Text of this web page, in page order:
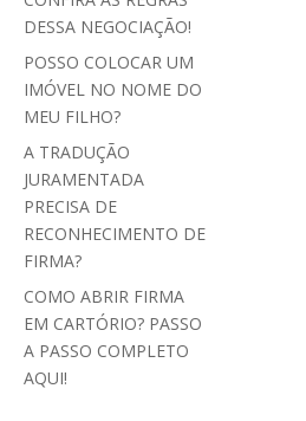
DESSA NEGOCIAÇÃO!
POSSO COLOCAR UM
IMÓVEL NO NOME DO
MEU FILHO?
A TRADUÇÃO
JURAMENTADA
PRECISA DE
RECONHECIMENTO DE
FIRMA?
COMO ABRIR FIRMA
EM CARTÓRIO? PASSO
A PASSO COMPLETO
AQUI!